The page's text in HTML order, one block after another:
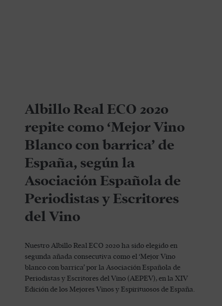
Albillo Real ECO 2020
repite como ‘Mejor Vino
Blanco con barrica’ de
España, según la
Asociación Española de
Periodistas y Escritores
del Vino
Nuestro Albillo Real ECO 2020 ha sido elegido en
segunda añada consecutiva como el ‘Mejor Vino
blanco con barrica’ por la Asociación Española de
Periodistas y Escritores del Vino (AEPEV), en la XIV
Edición de los Mejores Vinos y Espirituosos de España.